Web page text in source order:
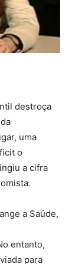
destroça
uma
o
a cifra
a Saúde,
entanto,
para